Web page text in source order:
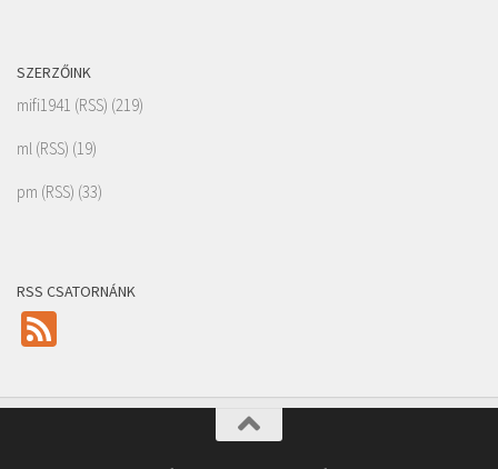
SZERZŐINK
mifi1941 (RSS) (219)
ml (RSS) (19)
pm (RSS) (33)
RSS CSATORNÁNK